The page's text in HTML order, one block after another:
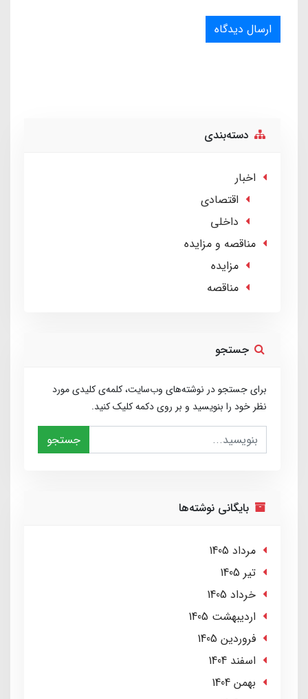
ارسال دیدگاه
دسته‌بندی
اخبار
اقتصادی
داخلی
مناقصه و مزایده
مزایده
مناقصه
جستجو
برای جستجو در نوشته‌های وب‌سایت، کلمه‌ی کلیدی مورد
نظر خود را بنویسید و بر روی دکمه کلیک کنید.
جستجو
بایگانی نوشته‌ها
مرداد 1405
تير 1405
خرداد 1405
ارديبهشت 1405
فروردین 1405
اسفند 1404
بهمن 1404